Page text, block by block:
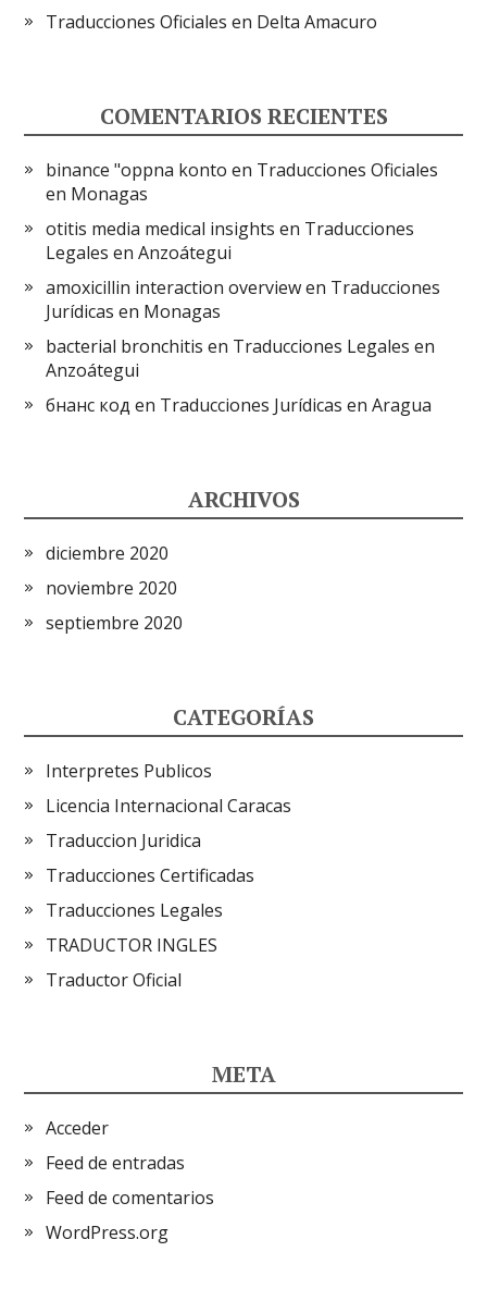
Traducciones Oficiales en Delta Amacuro
COMENTARIOS RECIENTES
binance "oppna konto en Traducciones Oficiales
en Monagas
otitis media medical insights en Traducciones
Legales en Anzoátegui
amoxicillin interaction overviewen Traducciones
Jurídicas en Monagas
bacterial bronchitis en Traducciones Legales en
Anzoátegui
бнанс код en Traducciones Jurídicas en Aragua
ARCHIVOS
diciembre 2020
noviembre 2020
septiembre 2020
CATEGORÍAS
Interpretes Publicos
Licencia Internacional Caracas
Traduccion Juridica
Traducciones Certificadas
Traducciones Legales
TRADUCTOR INGLES
Traductor Oficial
META
Acceder
Feed de entradas
Feed de comentarios
WordPress.org